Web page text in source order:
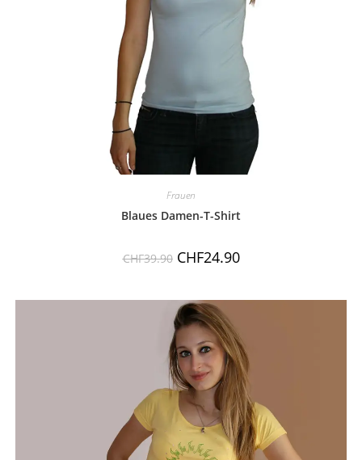
Frauen
Blaues Damen-T-Shirt
CHF39.90 CHF24.90